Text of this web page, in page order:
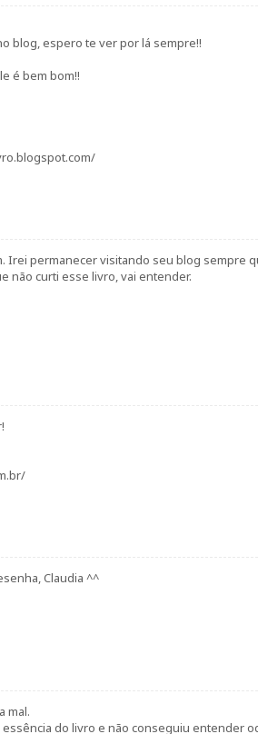
blog, espero te ver por lá sempre!!
é bem bom!!
Irei permanecer visitando seu blog sempre
não curti esse livro, vai entender.
Claudia ^^
mal.
do livro e não conseguiu entender